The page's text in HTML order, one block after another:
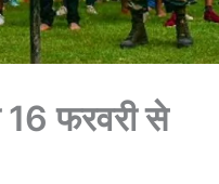
16 फरवरी से